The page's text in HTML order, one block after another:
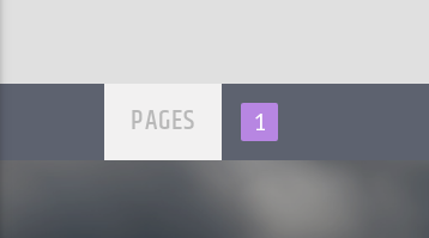
PAGES 1